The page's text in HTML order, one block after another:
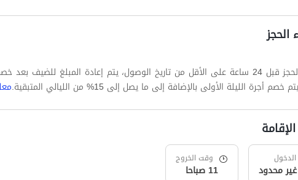
الحجز
الليلة الأولى بالإضافة إلى ما يصل إلى 15% من الليالي المتبقية.
وقت الخروج
11 صباحا